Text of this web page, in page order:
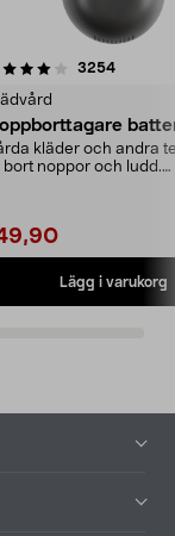
3254
kläder och andra
bort noppor och ludd.
Lägg i varukorg
4.5av 5 stjärnor